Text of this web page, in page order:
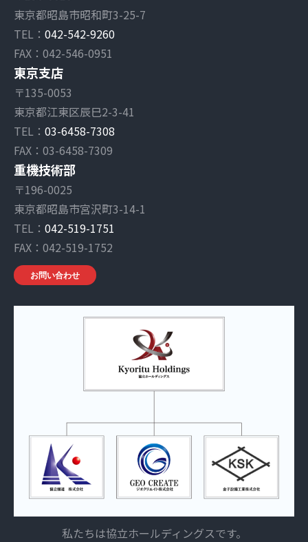
東京都昭島市昭和町3-25-7
TEL： 042-542-9260
FAX：042-546-0951
東京支店
〒135-0053
東京都江東区辰巳2-3-41
TEL： 03-6458-7308
FAX：03-6458-7309
重機技術部
〒196-0025
東京都昭島市宮沢町3-14-1
TEL： 042-519-1751
FAX：042-519-1752
お問い合わせ
私たちは協立ホールディングスです。